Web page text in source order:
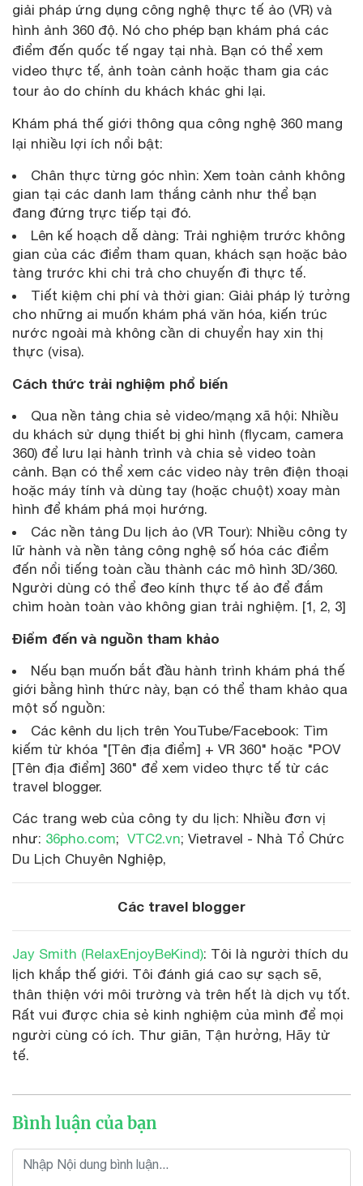
giải pháp ứng dụng công nghệ thực tế ảo (VR) và
hình ảnh 360 độ. Nó cho phép bạn khám phá các
điểm đến quốc tế ngay tại nhà. Bạn có thể xem
video thực tế, ảnh toàn cảnh hoặc tham gia các
tour ảo do chính du khách khác ghi lại.
Khám phá thế giới thông qua công nghệ 360 mang
lại nhiều lợi ích nổi bật:
Chân thực từng góc nhìn: Xem toàn cảnh không
gian tại các danh lam thắng cảnh như thể bạn
đang đứng trực tiếp tại đó.
Lên kế hoạch dễ dàng: Trải nghiệm trước không
gian của các điểm tham quan, khách sạn hoặc bảo
tàng trước khi chi trả cho chuyến đi thực tế.
Tiết kiệm chi phí và thời gian: Giải pháp lý tưởng
cho những ai muốn khám phá văn hóa, kiến trúc
nước ngoài mà không cần di chuyển hay xin thị
thực (visa).
Cách thức trải nghiệm phổ biến
Qua nền tảng chia sẻ video/mạng xã hội: Nhiều
du khách sử dụng thiết bị ghi hình (flycam, camera
360) để lưu lại hành trình và chia sẻ video toàn
cảnh. Bạn có thể xem các video này trên điện thoại
hoặc máy tính và dùng tay (hoặc chuột) xoay màn
hình để khám phá mọi hướng.
Các nền tảng Du lịch ảo (VR Tour): Nhiều công ty
lữ hành và nền tảng công nghệ số hóa các điểm
đến nổi tiếng toàn cầu thành các mô hình 3D/360.
Người dùng có thể đeo kính thực tế ảo để đắm
chìm hoàn toàn vào không gian trải nghiệm. [1, 2, 3]
Điểm đến và nguồn tham khảo
Nếu bạn muốn bắt đầu hành trình khám phá thế
giới bằng hình thức này, bạn có thể tham khảo qua
một số nguồn:
Các kênh du lịch trên YouTube/Facebook: Tìm
kiếm từ khóa "[Tên địa điểm] + VR 360" hoặc "POV
[Tên địa điểm] 360" để xem video thực tế từ các
travel blogger.
Các trang web của công ty du lịch: Nhiều đơn vị
như: 36pho.com; VTC2.vn; Vietravel - Nhà Tổ Chức
Du Lịch Chuyên Nghiệp,
Các travel blogger
Jay Smith (RelaxEnjoyBeKind): Tôi là người thích du
lịch khắp thế giới. Tôi đánh giá cao sự sạch sẽ,
thân thiện với môi trường và trên hết là dịch vụ tốt.
Rất vui được chia sẻ kinh nghiệm của mình để mọi
người cùng có ích. Thư giãn, Tận hưởng, Hãy tử
tế.
Bình luận của bạn